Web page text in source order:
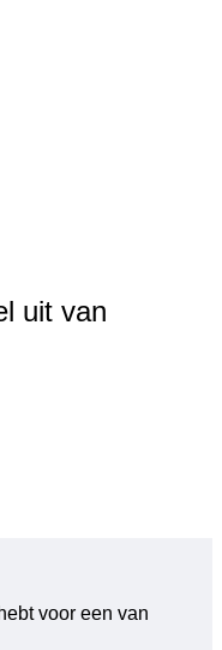
uit van
voor een van